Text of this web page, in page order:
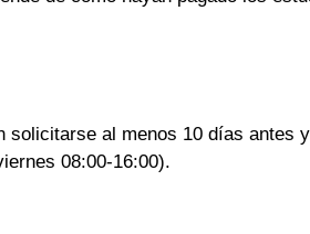
solicitarse al menos 10 días antes
08:00-16:00).